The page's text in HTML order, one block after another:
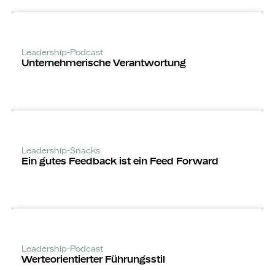
Leadership-Podcast
Unternehm­erische Verantwortung
Leadership-Snacks
Ein gutes Feedback ist ein Feed Forward
Leadership-Podcast
Werte­orientierter Führungsstil